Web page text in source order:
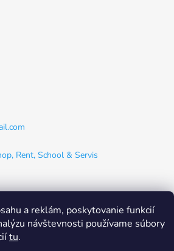
a reklám, poskytovanie funkcií
návštevnosti používame súbory
tu.
Rent, School & Servis